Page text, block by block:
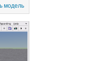
модель